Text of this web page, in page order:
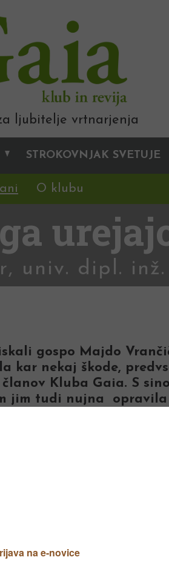
ljubitelje vrtnarjenja
STROKOVNJAK SVETUJE
O klubu
univ. dipl. inž.
gospo Majdo
nekaj škode,
Kluba Gaia. S
jim tudi nujna
Nagrajena
Na vrtu gospe
grmovnice,
ogromni smreki,
oskrbujeta 2
vzgojila sama iz
uspešno vrtnari
Čeprav ji